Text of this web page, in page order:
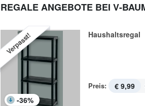
REGALE ANGEBOTE BEI V-
Verpasst!
-36%
Haushaltsregal
Preis: € 9,99